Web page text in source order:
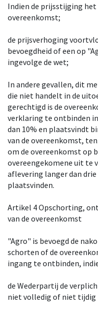
Indien de prijsstijging het
overeenkomst;
de prijsverhoging
bevoegdheid of een op
ingevolge de wet;
In andere gevallen, dit
die niet handelt in de
gerechtigd is de
verklaring te ontbinden
dan 10% en plaatsvindt
van de overeenkomst,
om de overeenkomst op
overeengekomene uit te
aflevering langer dan
plaatsvinden.
Artikel 4 Opschorting,
van de overeenkomst
"Agro" is bevoegd de
schorten of de
ingang te ontbinden,
de Wederpartij de
niet volledig of niet tijdig